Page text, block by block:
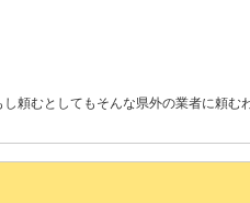
頼むとしてもそんな県外の業者に頼む